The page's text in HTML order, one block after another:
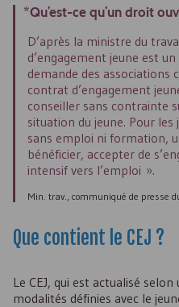
*Qu’est-ce qu’un droit
D’après la ministre du
d’engagement jeune est
demande des associations
contrat d’engagement
conseiller sans contrainte
situation du jeune. Pour
sans emploi ni formation,
bénéficier, accepter de
intensif vers l’emploi ».
Min. trav., communiqué de presse
Que contient le CEJ ?
Le CEJ, qui est actualisé
modalités définies avec le